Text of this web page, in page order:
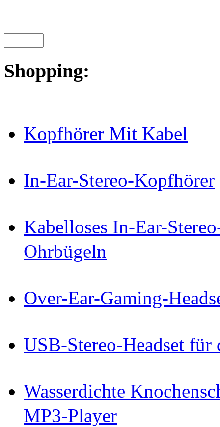
Shopping:
Kopfhörer Mit Kabel
In-Ear-Stereo-Kopfhörer
Kabelloses In-Ear-
Ohrbügeln
Over-Ear-Gaming-
USB-Stereo-Headset für
Wasserdichte
MP3-Player